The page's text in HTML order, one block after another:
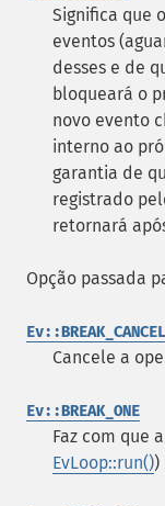
Significa que
eventos
desses e de
bloqueará o
novo evento
interno ao
garantia de
registrado
retornará
Opção passada
Ev::BREAK_CANCEL
Cancele a
Ev::BREAK_ONE
Faz com que
EvLoop::run())